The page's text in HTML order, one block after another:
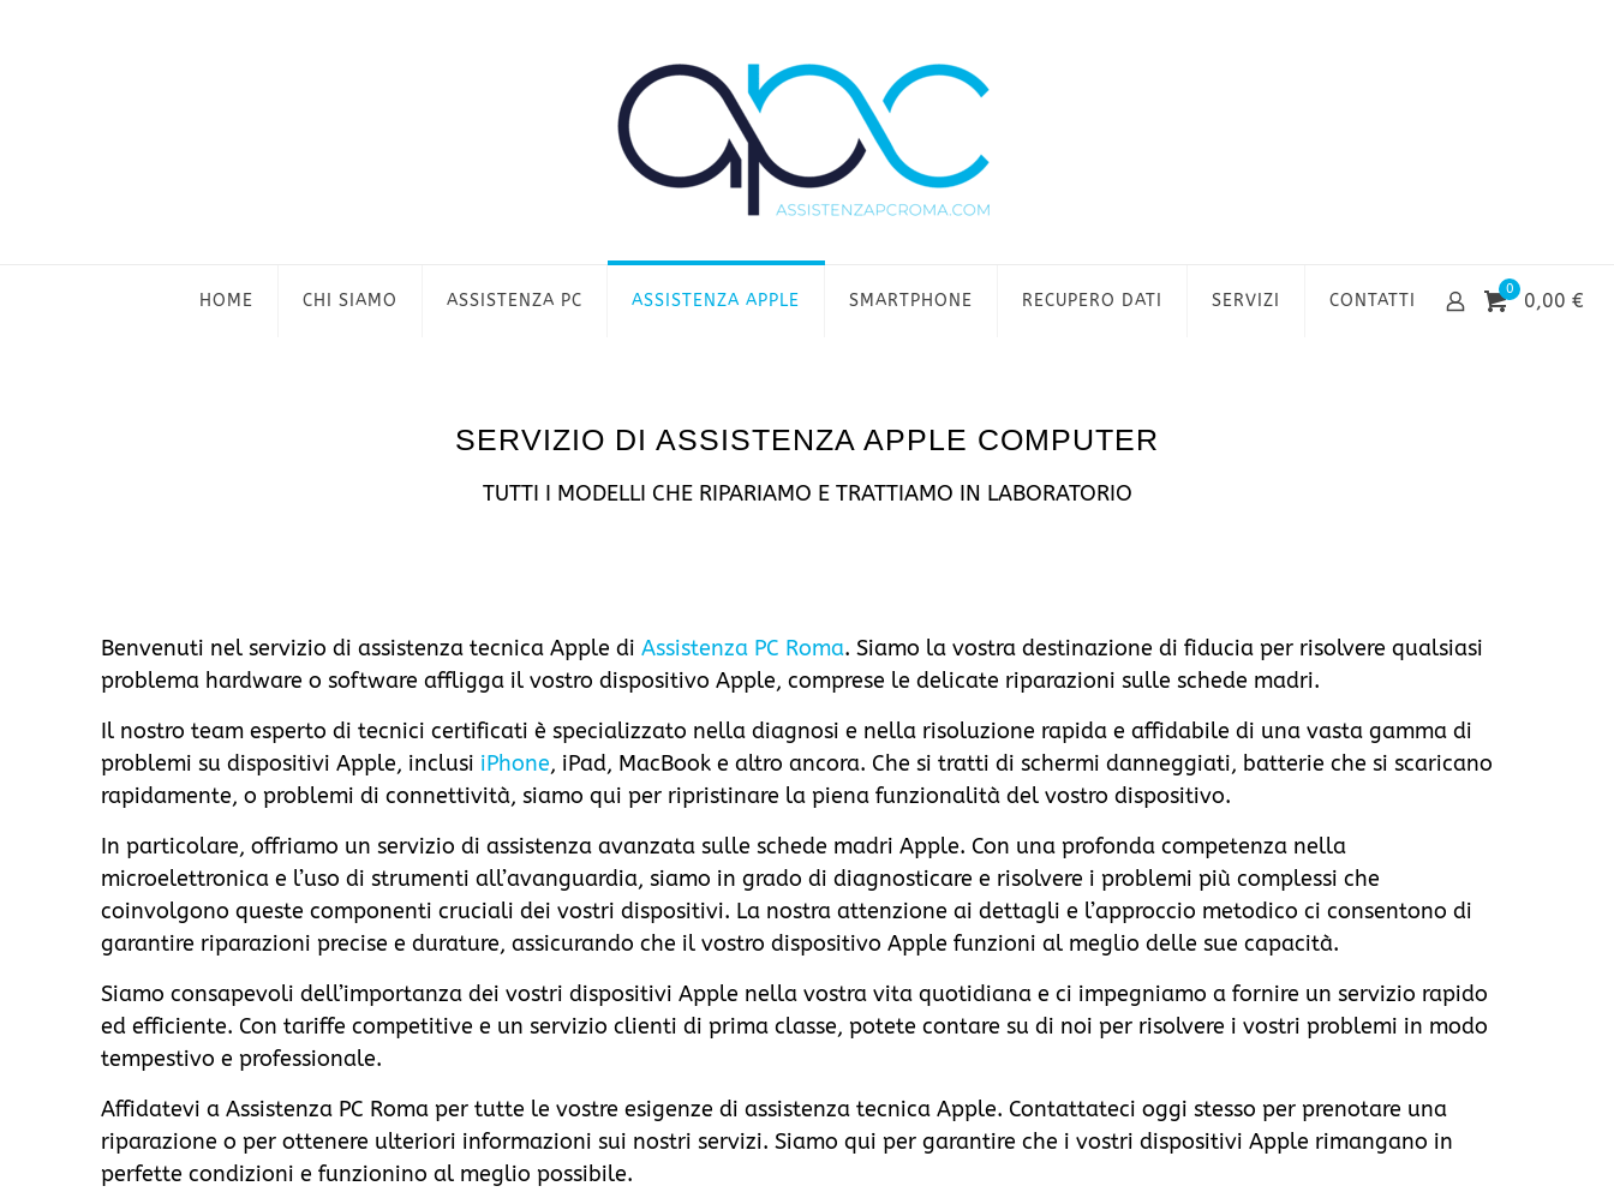
HOME CHI SIAMO ASSISTENZA PC ASSISTENZA APPLE SMARTPHONE RECUPERO DATI SERVIZI CONTATTI
0
0,00 €
SERVIZIO DI ASSISTENZA APPLE COMPUTER
TUTTI I MODELLI CHE RIPARIAMO E TRATTIAMO IN LABORATORIO
Benvenuti nel servizio di assistenza tecnica Apple di Assistenza PC Roma. Siamo la vostra destinazione di fiducia per risolvere qualsiasi
problema hardware o software affligga il vostro dispositivo Apple, comprese le delicate riparazioni sulle schede madri.
Il nostro team esperto di tecnici certificati è specializzato nella diagnosi e nella risoluzione rapida e affidabile di una vasta gamma di
problemi su dispositivi Apple, inclusi iPhone, iPad, MacBook e altro ancora. Che si tratti di schermi danneggiati, batterie che si scaricano
rapidamente, o problemi di connettività, siamo qui per ripristinare la piena funzionalità del vostro dispositivo.
In particolare, offriamo un servizio di assistenza avanzata sulle schede madri Apple. Con una profonda competenza nella
microelettronica e l’uso di strumenti all’avanguardia, siamo in grado di diagnosticare e risolvere i problemi più complessi che
coinvolgono queste componenti cruciali dei vostri dispositivi. La nostra attenzione ai dettagli e l’approccio metodico ci consentono di
garantire riparazioni precise e durature, assicurando che il vostro dispositivo Apple funzioni al meglio delle sue capacità.
Siamo consapevoli dell’importanza dei vostri dispositivi Apple nella vostra vita quotidiana e ci impegniamo a fornire un servizio rapido
ed efficiente. Con tariffe competitive e un servizio clienti di prima classe, potete contare su di noi per risolvere i vostri problemi in modo
tempestivo e professionale.
Affidatevi a Assistenza PC Roma per tutte le vostre esigenze di assistenza tecnica Apple. Contattateci oggi stesso per prenotare una
riparazione o per ottenere ulteriori informazioni sui nostri servizi. Siamo qui per garantire che i vostri dispositivi Apple rimangano in
perfette condizioni e funzionino al meglio possibile.